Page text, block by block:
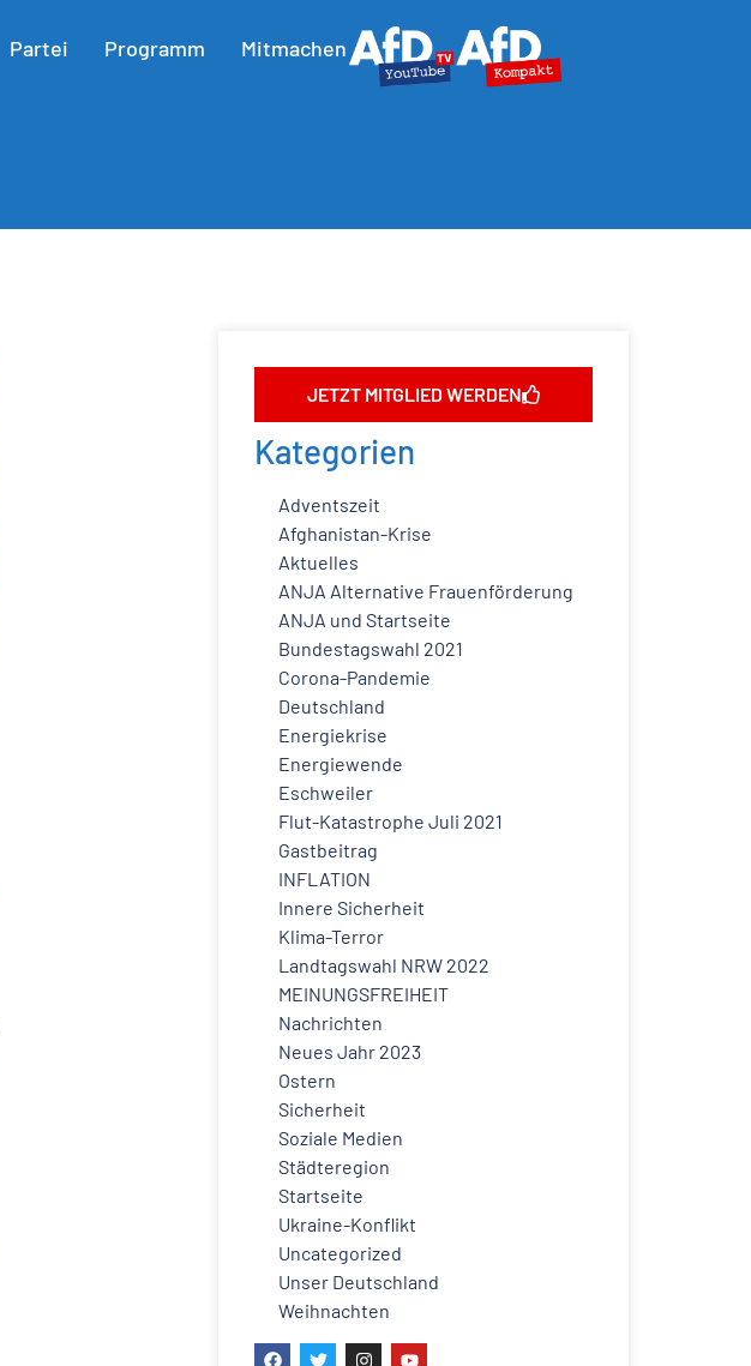
Partei Programm Mitmachen
JETZT MITGLIED WERDEN
Kategorien
Adventszeit
Afghanistan-Krise
Aktuelles
ANJA Alternative Frauenförderung
ANJA und Startseite
Bundestagswahl 2021
Corona-Pandemie
Deutschland
Energiekrise
Energiewende
Eschweiler
Flut-Katastrophe Juli 2021
Gastbeitrag
INFLATION
Innere Sicherheit
Klima-Terror
Landtagswahl NRW 2022
MEINUNGSFREIHEIT
Nachrichten
Neues Jahr 2023
Ostern
Sicherheit
Soziale Medien
Städteregion
Startseite
Ukraine-Konflikt
Uncategorized
Unser Deutschland
Weihnachten